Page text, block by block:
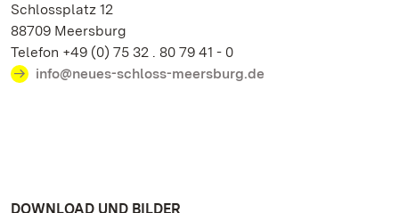
Schlossplatz 12
88709 Meersburg
Telefon +49 (0) 75 32 . 80 79 41 - 0
info@neues-schloss-meersburg.de
DOWNLOAD UND BILDER